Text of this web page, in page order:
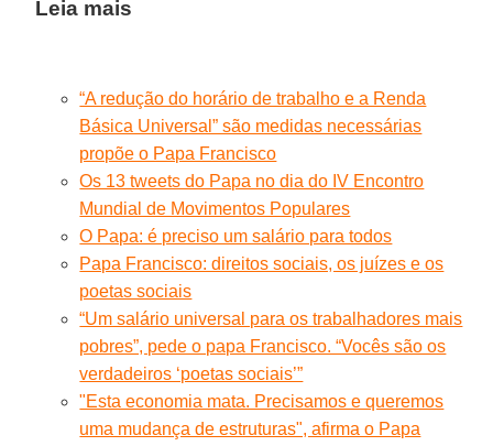
Leia mais
“A redução do horário de trabalho e a Renda
Básica Universal” são medidas necessárias
propõe o Papa Francisco
Os 13 tweets do Papa no dia do IV Encontro
Mundial de Movimentos Populares
O Papa: é preciso um salário para todos
Papa Francisco: direitos sociais, os juízes e os
poetas sociais
“Um salário universal para os trabalhadores mais
pobres”, pede o papa Francisco. “Vocês são os
verdadeiros ‘poetas sociais’”
"Esta economia mata. Precisamos e queremos
uma mudança de estruturas", afirma o Papa